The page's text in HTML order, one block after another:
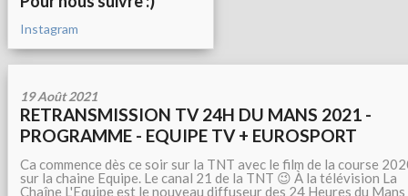
Instagram
19 Août 2021
RETRANSMISSION TV 24H DU MANS 2021 -
PROGRAMME - EQUIPE TV + EUROSPORT
Ca commence dès ce soir sur la TNT avec le film de la course
sur la chaine Equipe. Le canal 21 de la TNT 😉 À la télévision La
Chaîne L'Equipe est le nouveau diffuseur des 24 Heures du Mans